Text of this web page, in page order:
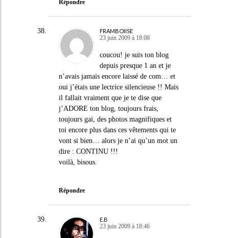
Répondre
FRAMBOIISE
23 juin 2009 à 18:08
coucou! je suis ton blog
depuis presque 1 an et je
n’avais jamais encore laissé de com… et
oui j’étais une lectrice silencieuse !! Mais
il fallait vraiment que je te dise que
j’ADORE ton blog, toujours frais,
toujours gai, des photos magnifiques et
toi encore plus dans ces vêtements qui te
vont si bien… alors je n’ai qu’un mot un
dire : CONTINU !!!
voilà, bisous.
Répondre
E.B
23 juin 2009 à 18:46